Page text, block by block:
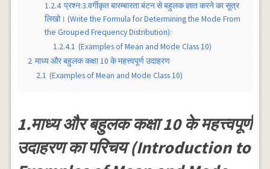
1.2.4 प्रश्न:3.वर्गीकृत बारम्बारता बंटन से बहुलक ज्ञात करने का सूत्र
लिखो। (Write the Formula for Determining the Mode From
the Grouped Frequency Distribution):
1.2.4.1 (Examples of Mean and Mode Class 10)
2 माध्य और बहुलक कक्षा 10 के महत्त्वपूर्ण उदाहरण
2.1 (Examples of Mean and Mode Class 10)
1.माध्य और बहुलक कक्षा 10 के महत्त्वपूर्ण
उदाहरण का परिचय (Introduction to